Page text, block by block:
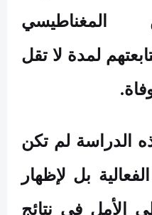
المغناطيسي
لمدة لا تقل
الدراسة لم تكن
بل لإظهار
الأمل في نتائج